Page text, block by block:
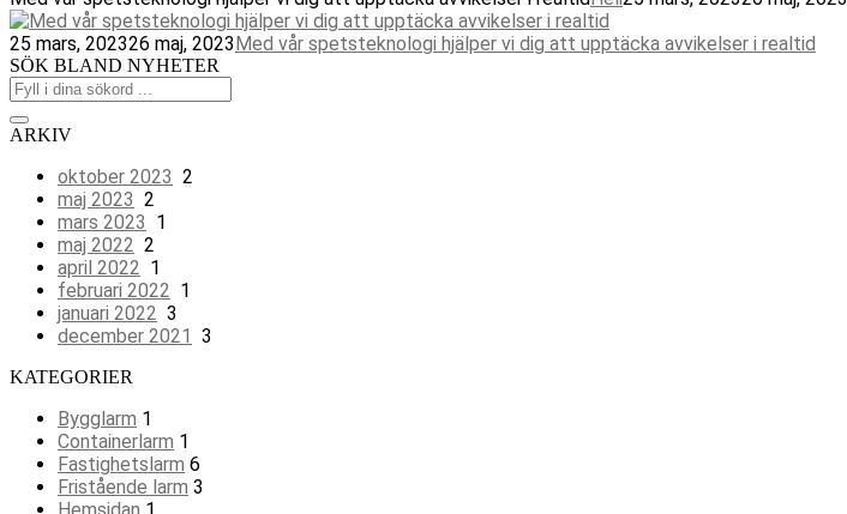
25 mars, 202326 maj, 2023Med vår spetsteknologi hjälper vi dig att upptäcka avvikelser i realtid
SÖK BLAND NYHETER
ARKIV
oktober 2023 2
maj 2023 2
mars 2023 1
maj 2022 2
april 2022 1
februari 2022 1
januari 2022 3
december 2021 3
KATEGORIER
Bygglarm 1
Containerlarm 1
Fastighetslarm 6
Fristående larm 3